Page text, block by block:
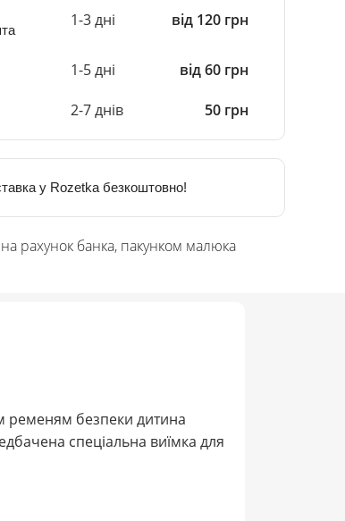
1-3 дні від 120 грн
1-5 дні від 60 грн
2-7 днів 50 грн
у Rozetka безкоштовно!
рахунок банка, пакунком малюка
ременям безпеки дитина
спеціальна виїмка для